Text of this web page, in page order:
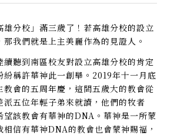
雄分校」滿三歲了！若高雄分校的設立
我們就是上主美麗作為的見證人。
續聽到南區校友對設立高雄分校的肯定
紛稱許華神此一創舉。2019年十一月底
教會的五周年慶，這間五歲大的教會從
派五位年輕子弟來就讀，他們的牧者
望該教會有華神的DNA。華神是一所蒙
信有華神DNA的教會也會蒙神賜福，